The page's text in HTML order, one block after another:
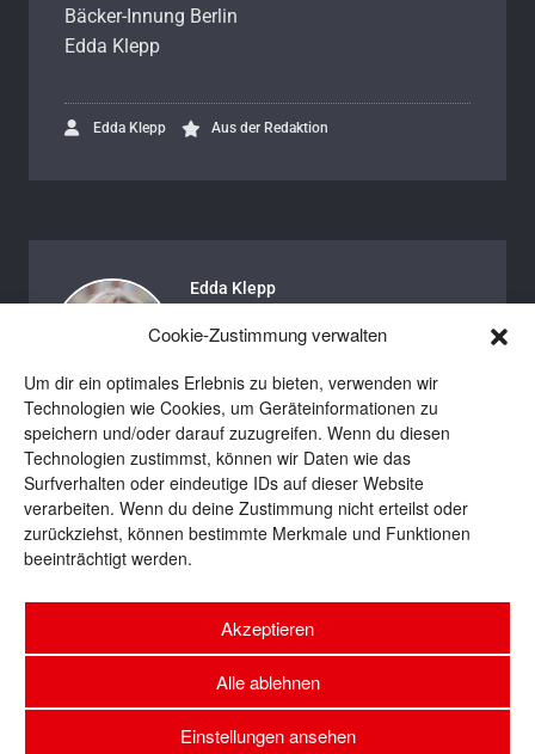
Cookie-Zustimmung verwalten
Um dir ein optimales Erlebnis zu bieten, verwenden wir
Technologien wie Cookies, um Geräteinformationen zu
speichern und/oder darauf zuzugreifen. Wenn du diesen
Technologien zustimmst, können wir Daten wie das
Surfverhalten oder eindeutige IDs auf dieser Website
verarbeiten. Wenn du deine Zustimmung nicht erteilst oder
zurückziehst, können bestimmte Merkmale und Funktionen
beeinträchtigt werden.
Akzeptieren
Alle ablehnen
Einstellungen ansehen
Bäcker-Innung Berlin
Edda Klepp
Edda Klepp Aus der Redaktion
Edda Klepp
Edda ist Autorin bei BROTpro und
der backenden Branche und ist auch
privat eine begeisterte Brotbäckerin.
Wenn sie nicht gerade schreibt oder
Teige knetet, ist sie häufig
unterwegs zu Reportagen und
Konferenzen oder lässt die Seele
baumeln bei einem guten Buch und